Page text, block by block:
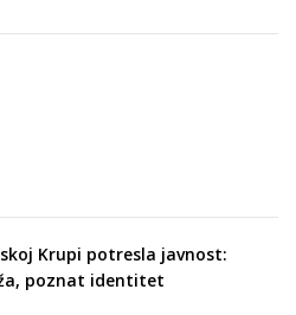
Krupi potresla javnost:
poznat identitet